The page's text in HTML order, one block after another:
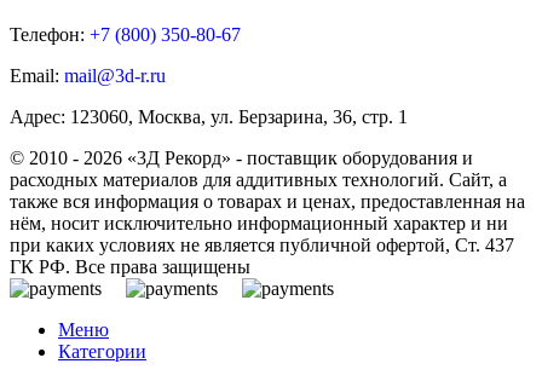
Телефон: +7 (800) 350-80-67
Email: mail@3d-r.ru
Адрес: 123060, Москва, ул. Берзарина, 36, стр. 1
© 2010 - 2026 «3Д Рекорд» - поставщик оборудования и
расходных материалов для аддитивных технологий. Сайт, а
также вся информация о товарах и ценах, предоставленная на
нём, носит исключительно информационный характер и ни
при каких условиях не является публичной офертой, Ст. 437
ГК РФ. Все права защищены
Меню
Категории